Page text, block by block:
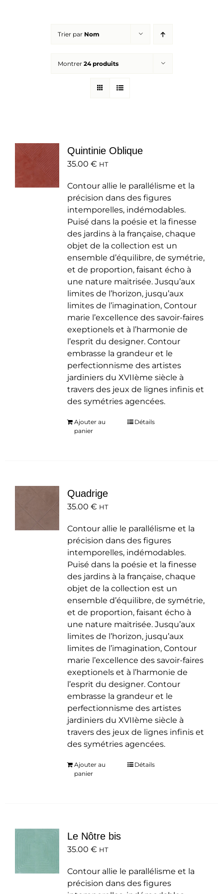
Trier par Nom
Montrer 24 produits
Quintinie Oblique
35.00 € HT
Contour allie le parallélisme et la
précision dans des figures
intemporelles, indémodables.
Puisé dans la poésie et la finesse
des jardins à la française, chaque
objet de la collection est un
ensemble d’équilibre, de symétrie,
et de proportion, faisant écho à
une nature maitrisée. Jusqu’aux
limites de l’horizon, jusqu’aux
limites de l’imagination, Contour
marie l’excellence des savoir-faires
exeptionels et à l’harmonie de
l’esprit du designer. Contour
embrasse la grandeur et le
perfectionnisme des artistes
jardiniers du XVIIème siècle à
travers des jeux de lignes infinis et
des symétries agencées.
Ajouter au
panier
Détails
Quadrige
35.00 € HT
Contour allie le parallélisme et la
précision dans des figures
intemporelles, indémodables.
Puisé dans la poésie et la finesse
des jardins à la française, chaque
objet de la collection est un
ensemble d’équilibre, de symétrie,
et de proportion, faisant écho à
une nature maitrisée. Jusqu’aux
limites de l’horizon, jusqu’aux
limites de l’imagination, Contour
marie l’excellence des savoir-faires
exeptionels et à l’harmonie de
l’esprit du designer. Contour
embrasse la grandeur et le
perfectionnisme des artistes
jardiniers du XVIIème siècle à
travers des jeux de lignes infinis et
des symétries agencées.
Ajouter au
panier
Détails
Le Nôtre bis
35.00 € HT
Contour allie le parallélisme et la
précision dans des figures